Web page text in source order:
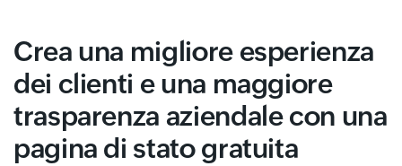
Crea una migliore esperienza
dei clienti e una maggiore
trasparenza aziendale con una
pagina di stato gratuita